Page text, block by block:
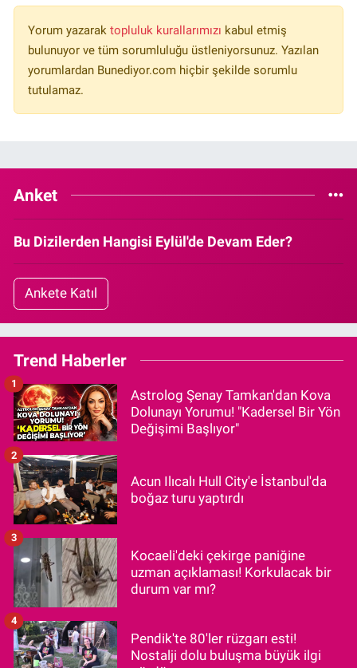
Yorum yazarak topluluk kurallarımızı kabul etmiş
bulunuyor ve tüm sorumluluğu üstleniyorsunuz. Yazılan
yorumlardan Bunediyor.com hiçbir şekilde sorumlu
tutulamaz.
Anket
Bu Dizilerden Hangisi Eylül'de Devam Eder?
Ankete Katıl
Trend Haberler
Astrolog Şenay Tamkan'dan Kova
Dolunayı Yorumu! "Kadersel Bir Yön
Değişimi Başlıyor"
1
Acun Ilıcalı Hull City'e İstanbul'da
boğaz turu yaptırdı
2
Kocaeli'deki çekirge paniğine
uzman açıklaması! Korkulacak bir
durum var mı?
3
Pendik'te 80'ler rüzgarı esti!
Nostalji dolu buluşma büyük ilgi
4